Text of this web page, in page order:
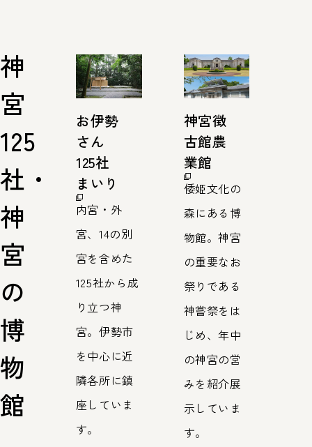
神
宮
125
社・
神
宮
の
博
物
館
お伊勢
さん
125社
まいり
内宮・外
宮、14の別
宮を含めた
125社から成
り立つ神
宮。伊勢市
を中心に近
隣各所に鎮
座していま
す。
神宮徴
古館農
業館
倭姫文化の
森にある博
物館。神宮
の重要なお
祭りである
神嘗祭をは
じめ、年中
の神宮の営
みを紹介展
示していま
す。